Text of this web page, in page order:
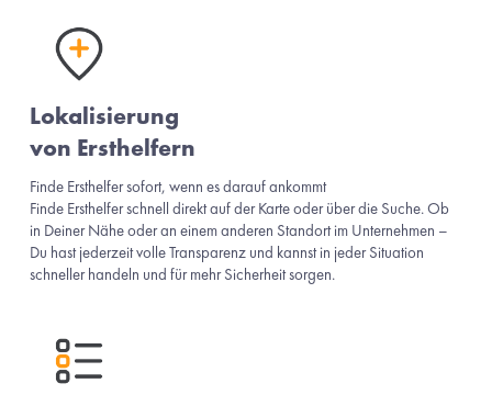
Lokalisierung
von Ersthelfern
Finde Ersthelfer sofort, wenn es darauf ankommt
Finde Ersthelfer schnell direkt auf der Karte oder über die Suche. Ob
in Deiner Nähe oder an einem anderen Standort im Unternehmen –
Du hast jederzeit volle Transparenz und kannst in jeder Situation
schneller handeln und für mehr Sicherheit sorgen.